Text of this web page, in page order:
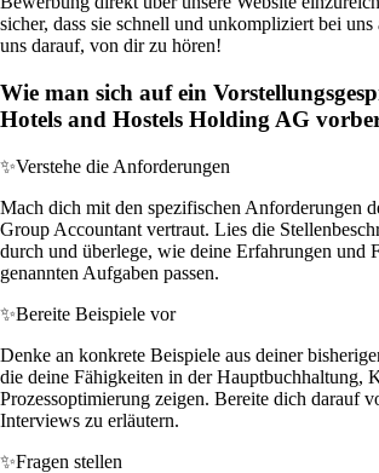
sicher, dass sie schnell und unkompliziert bei
uns darauf, von dir zu hören!
Wie man sich auf ein
Hotels and Hostels Holding AG
✨Verstehe die Anforderungen
Mach dich mit den spezifischen Anforderungen
Group Accountant vertraut. Lies die
durch und überlege, wie deine Erfahrungen und
genannten Aufgaben passen.
✨Bereite Beispiele vor
Denke an konkrete Beispiele aus deiner
die deine Fähigkeiten in der Hauptbuchhaltung,
Prozessoptimierung zeigen. Bereite dich darauf
Interviews zu erläutern.
✨Fragen stellen